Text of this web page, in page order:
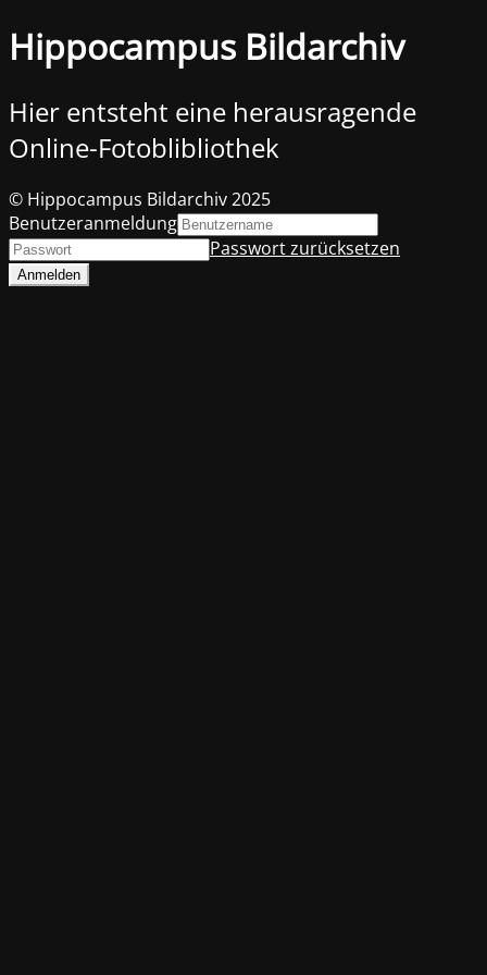
Hippocampus Bildarchiv
Hier entsteht eine herausragende
Online-Fotoblibliothek
© Hippocampus Bildarchiv 2025
Benutzeranmeldung
Passwort zurücksetzen